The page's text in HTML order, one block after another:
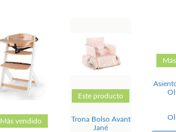
Más vendido
Este producto
Trona Bolso Avant
Jané